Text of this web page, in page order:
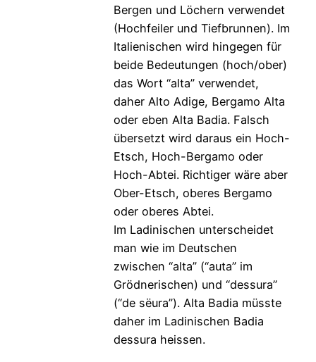
Bergen und Löchern verwendet
(Hochfeiler und Tiefbrunnen). Im
Italienischen wird hingegen für
beide Bedeutungen (hoch/ober)
das Wort “alta” verwendet,
daher Alto Adige, Bergamo Alta
oder eben Alta Badia. Falsch
übersetzt wird daraus ein Hoch-
Etsch, Hoch-Bergamo oder
Hoch-Abtei. Richtiger wäre aber
Ober-Etsch, oberes Bergamo
oder oberes Abtei.
Im Ladinischen unterscheidet
man wie im Deutschen
zwischen “alta” (“auta” im
Grödnerischen) und “dessura”
(“de sëura”). Alta Badia müsste
daher im Ladinischen Badia
dessura heissen.